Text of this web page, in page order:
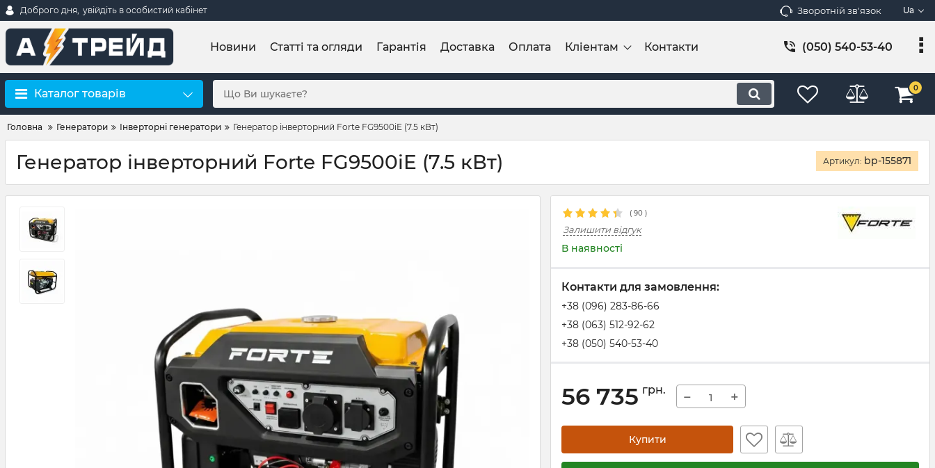
Доброго дня, увійдіть в особистий кабінет Зворотній зв'язок Ua
Новини Статті та огляди Гарантія Доставка Оплата Кліентам Контакти (050) 540-53-40
Каталог товарів 0
Головна Генератори Інверторні генератори Генератор інверторний Forte FG9500iE (7.5 кВт)
Генератор інверторний Forte FG9500iE (7.5 кВт) Артикул: bp-155871
( 90 )
Залишити відгук
В наявності
Контакти для замовлення:
+38 (096) 283-86-66
+38 (063) 512-92-62
+38 (050) 540-53-40
56 735 грн. − +
Купити